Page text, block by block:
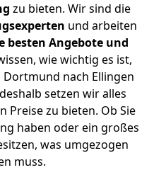
zu bieten. Wir sind die
und arbeiten
besten Angebote und
wie wichtig es ist,
nach Ellingen
setzen wir alles
Preise zu bieten. Ob Sie
haben oder ein großes
was umgezogen
muss.